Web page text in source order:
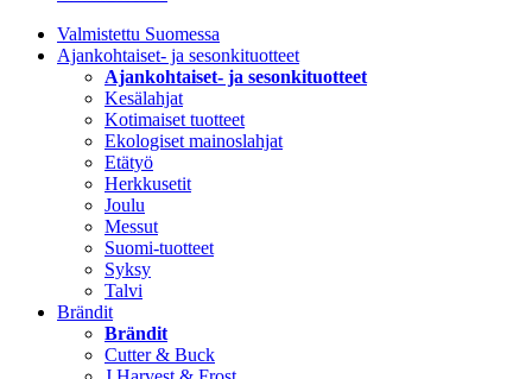
Valmistettu Suomessa
Ajankohtaiset- ja sesonkituotteet
Ajankohtaiset- ja sesonkituotteet
Kesälahjat
Kotimaiset tuotteet
Ekologiset mainoslahjat
Etätyö
Herkkusetit
Joulu
Messut
Suomi-tuotteet
Syksy
Talvi
Brändit
Brändit
Cutter & Buck